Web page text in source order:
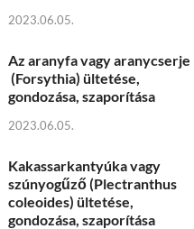
2023.06.05.
Az aranyfa vagy aranycserje
(Forsythia) ültetése,
gondozása, szaporítása
2023.06.05.
Kakassarkantyúka vagy
szúnyogűző (Plectranthus
coleoides) ültetése,
gondozása, szaporítása